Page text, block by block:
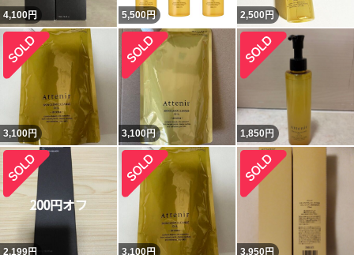
4,100円 5,500円 2,500 円
3,100円 3,100円 1,850円
2,199円 3,100円 3,950円